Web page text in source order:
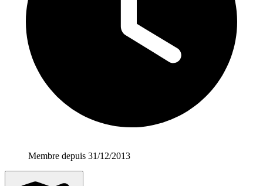
Membre depuis 31/12/2013